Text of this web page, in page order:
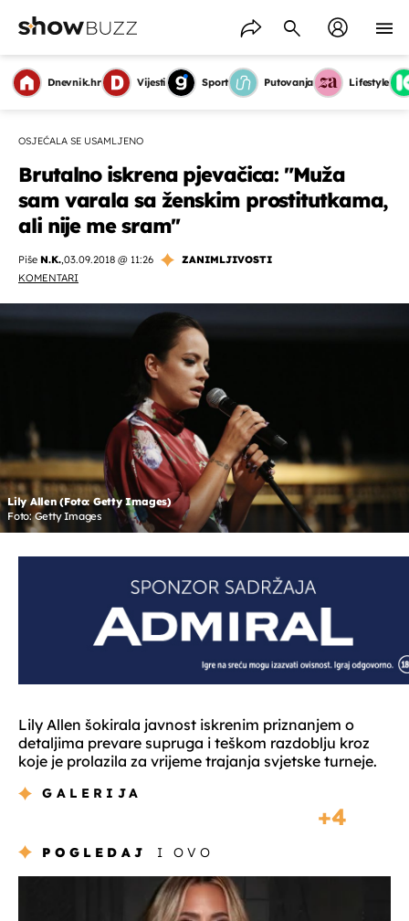
Dnevnik.hr Vijesti Sport Putovanja Lifestyle
OSJEĆALA SE USAMLJENO
Brutalno iskrena pjevačica: "Muža
sam varala sa ženskim prostitutkama,
ali nije me sram''
Piše N.K.,03.09.2018 @ 11:26
ZANIMLJIVOSTI
KOMENTARI
Lily Allen (Foto: Getty Images)
Foto: Getty Images
Lily Allen šokirala javnost iskrenim priznanjem o
detaljima prevare supruga i teškom razdoblju kroz
koje je prolazila za vrijeme trajanja svjetske turneje.
GALERIJA
4
POGLEDAJ I OVO
OMOGUĆI OBAVIJESTI